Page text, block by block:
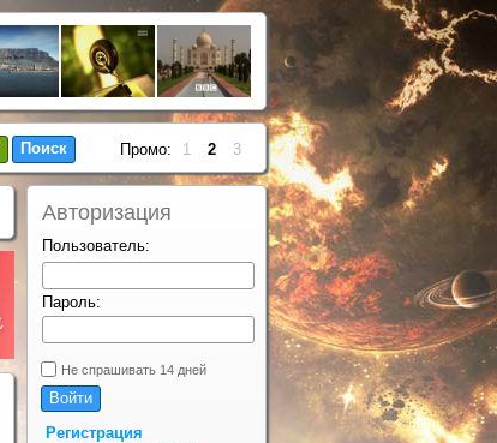
Поиск Промо: 1 2 3
Авторизация
Пользователь:
Пароль:
Не спрашивать 14 дней
Регистрация